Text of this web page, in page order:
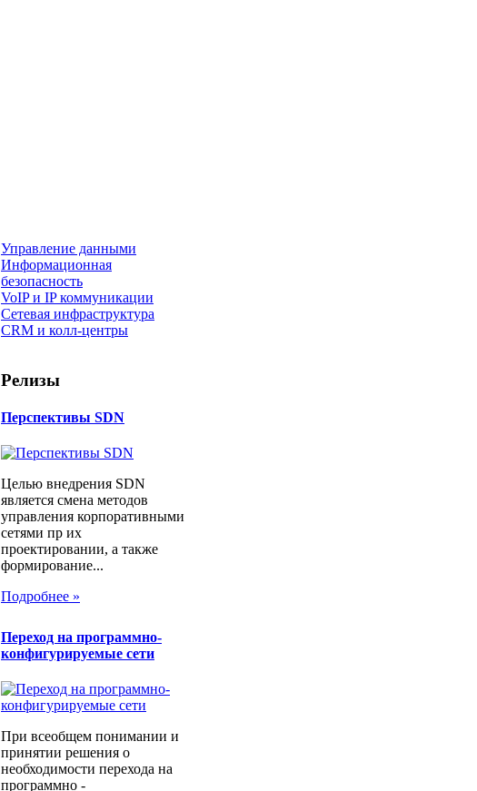
Управление данными
Информационная
безопасность
VoIP и IP коммуникации
Сетевая инфраструктура
CRM и колл-центры
Релизы
Перспективы SDN
Целью внедрения SDN
является смена методов
управления корпоративными
сетями пр их
проектировании, а также
формирование...
Подробнее »
Переход на программно-
конфигурируемые сети
При всеобщем понимании и
принятии решения о
необходимости перехода на
программно -